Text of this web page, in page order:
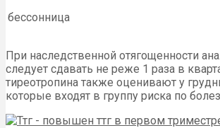
бессонница
При наследственной отягощенности
следует сдавать не реже 1 раза в
тиреотропина также оценивают у
которые входят в группу риска по